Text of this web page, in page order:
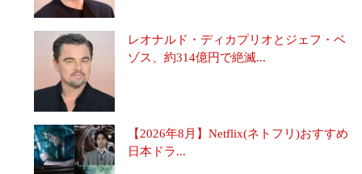
レオナルド・ディカプリオとジェフ・ベ
ゾス、約314億円で絶滅...
【2026年8月】Netflix(ネトフリ)おすすめ
日本ドラ...